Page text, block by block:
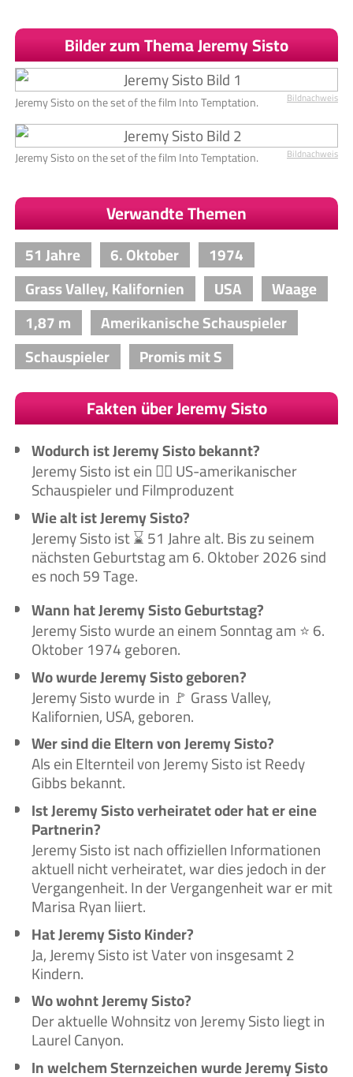
Bilder zum Thema Jeremy Sisto
Bildnachweis
Jeremy Sisto on the set of the film Into Temptation.
Bildnachweis
Jeremy Sisto on the set of the film Into Temptation.
Verwandte Themen
51 Jahre 6. Oktober
1974
Grass Valley, Kalifornien
USA
Waage
1,87 m
Amerikanische Schauspieler
Schauspieler
Promis mit S
Fakten über Jeremy Sisto
Wodurch ist Jeremy Sisto bekannt?
Jeremy Sisto ist ein 🙋‍♂️ US-amerikanischer
Schauspieler und Filmproduzent
Wie alt ist Jeremy Sisto?
Jeremy Sisto ist ⌛ 51 Jahre alt. Bis zu seinem
nächsten Geburtstag am 6. Oktober 2026 sind
es noch 59 Tage.
Wann hat Jeremy Sisto Geburtstag?
Jeremy Sisto wurde an einem Sonntag am ⭐ 6.
Oktober 1974 geboren.
Wo wurde Jeremy Sisto geboren?
Jeremy Sisto wurde in 🚩 Grass Valley,
Kalifornien, USA, geboren.
Wer sind die Eltern von Jeremy Sisto?
Als ein Elternteil von Jeremy Sisto ist Reedy
Gibbs bekannt.
Ist Jeremy Sisto verheiratet oder hat er eine
Partnerin?
Jeremy Sisto ist nach offiziellen Informationen
aktuell nicht verheiratet, war dies jedoch in der
Vergangenheit. In der Vergangenheit war er mit
Marisa Ryan liiert.
Hat Jeremy Sisto Kinder?
Ja, Jeremy Sisto ist Vater von insgesamt 2
Kindern.
Wo wohnt Jeremy Sisto?
Der aktuelle Wohnsitz von Jeremy Sisto liegt in
Laurel Canyon.
In welchem Sternzeichen wurde Jeremy Sisto